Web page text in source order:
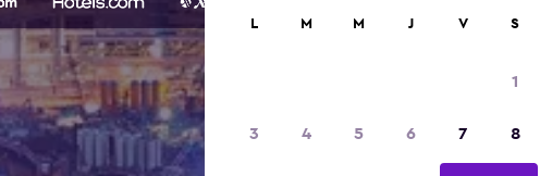
L M M J V S
1
3 4 5 6 7 8